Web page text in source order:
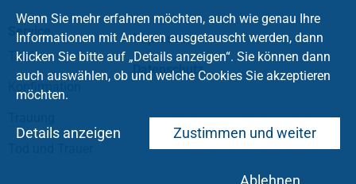
Service
Taufe
Konfirmation
Impressum
Datenschutz
Wenn Sie mehr erfahren möchten, auch wie genau Ihre
Informationen mit Anderen ausgetauscht werden, dann
klicken Sie bitte auf „Details anzeigen“. Sie können dann
auch auswählen, ob und welche Cookies Sie akzeptieren
möchten.
Zustimmen und weiter
Details anzeigen
Ablehnen